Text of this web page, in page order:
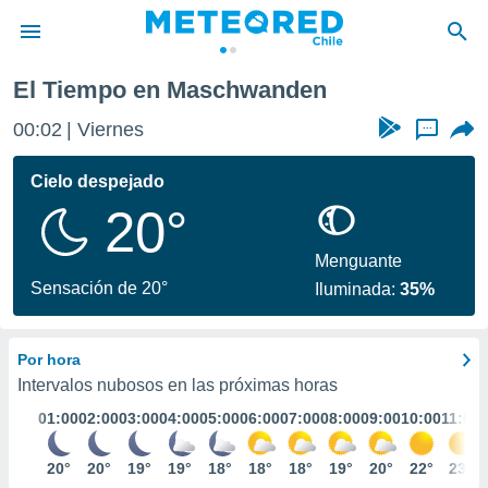
de
por
se
calidad.
a este
las
y
forma
digital
basada
El Tiempo en Maschwanden
00:02 Viernes ...
Cielo despejado
20°
Sensación de 20°
Menguante
Iluminada:35%
Por hora
Intervalos nubosos en las próximas horas
01:00
20°
02:00
20°
03:00
19°
04:00
19°
05:00
18°
06:00
18°
07:00
18°
08:00
19°
09:00
20°
10:00
22°
11:00
23°